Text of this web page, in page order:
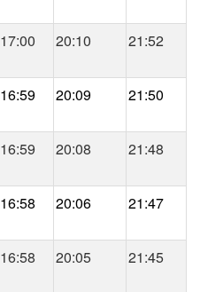
17:00 20:10 21:52
16:59 20:09 21:50
16:59 20:08 21:48
16:58 20:06 21:47
16:58 20:05 21:45